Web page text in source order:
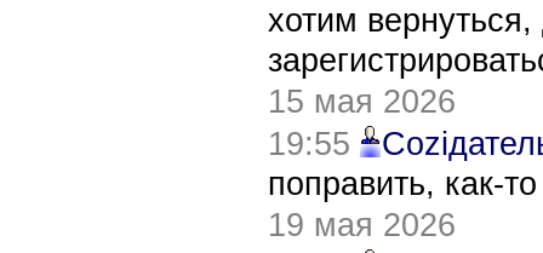
хотим
15 мая 2026
19:55
поправить, как-
19 мая 2026